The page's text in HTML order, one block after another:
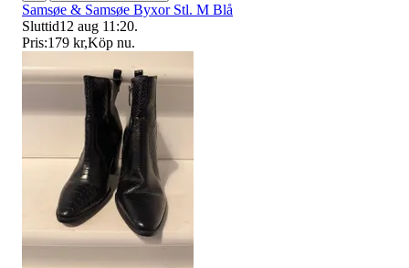
Samsøe & Samsøe Byxor Stl. M Blå
Sluttid12 aug 11:20.
Pris:179 kr,Köp nu.